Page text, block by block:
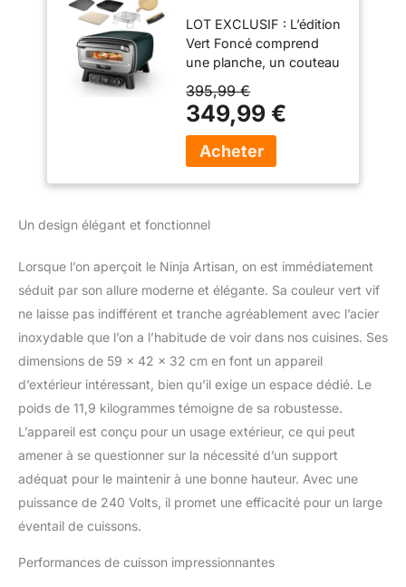
MO201AMZEU
LOT EXCLUSIF : L’édition
Vert Foncé comprend
une planche, un couteau
pizza de 30 cm, une
plaque de cuisson de 30
x 30 cm, une pelle à
pizza perforée, un panier
4 FONCTIONNALITÉS
pour toutes vos
festivités en extérieur, ce
four à pizza électrique
est doté des modes
au four), (Air Fry) Frire
sans huile et Prove (Faire
lever). AUCUNE
FLAMME POUR UN
CONTRÔLE TOTAL : la
chaleur électrique du
four à pizza sans flamme
permet un contrôle
°C, sans charbon ni
395,99 €
349,99 €
Un design élégant et fonctionnel
Lorsque l’on aperçoit le Ninja Artisan, on est immédiatement
séduit par son allure moderne et élégante. Sa couleur vert vif
ne laisse pas indifférent et tranche agréablement avec l’acier
inoxydable que l’on a l’habitude de voir dans nos cuisines. Ses
dimensions de 59 x 42 x 32 cm en font un appareil
d’extérieur intéressant, bien qu’il exige un espace dédié. Le
poids de 11,9 kilogrammes témoigne de sa robustesse.
L’appareil est conçu pour un usage extérieur, ce qui peut
amener à se questionner sur la nécessité d’un support
adéquat pour le maintenir à une bonne hauteur. Avec une
puissance de 240 Volts, il promet une efficacité pour un large
éventail de cuissons.
Performances de cuisson impressionnantes